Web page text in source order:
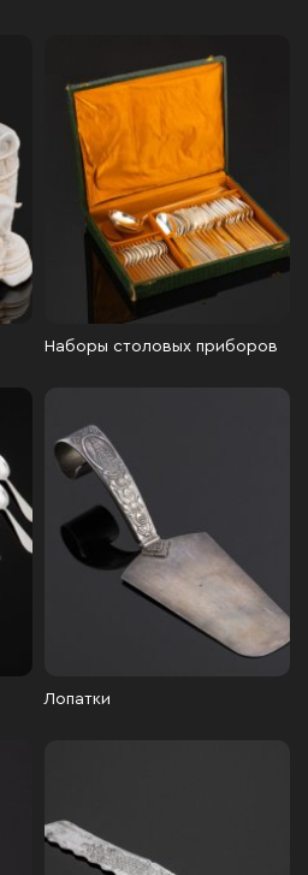
Наборы столовых приборов
Лопатки